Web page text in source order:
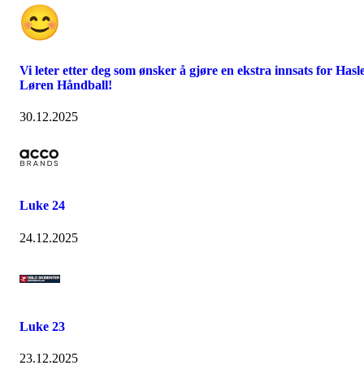
Vi leter etter deg som ønsker å gjøre en ekstra innsats for
Løren Håndball!
30.12.2025
Luke 24
24.12.2025
Luke 23
23.12.2025